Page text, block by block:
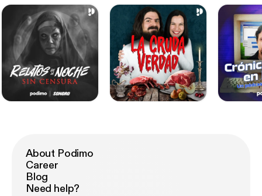
About Podimo
Career
Blog
Need help?